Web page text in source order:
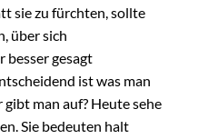
sie zu fürchten, sollte
über sich
besser gesagt
ist was man
man auf? Heute sehe
Sie bedeuten halt